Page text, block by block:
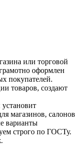
или торговой
оформлен
покупателей.
товаров, создают
магазинов, салонов
варианты
строго по ГОСТу.